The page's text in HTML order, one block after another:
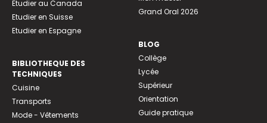
Etudier au Canada
Etudier en Suisse
Etudier en Espagne
BIBLIOTHEQUE DES
TECHNIQUES
Cuisine
Transports
Mode - Vêtements
Grand Oral 2026
BLOG
Collège
Lycée
Supérieur
Orientation
Guide pratique